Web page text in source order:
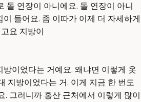
돌 연장이 아니에요. 돌 연장이 아니
들어요. 좀 이따가 이제 더 자세하게
요 지방이
이었다는 거예요. 왜냐면 이렇게 옷
지방이었다는 거. 이게 지금 한 번도
. 그러니까 홍산 근처에서 이렇게 많이